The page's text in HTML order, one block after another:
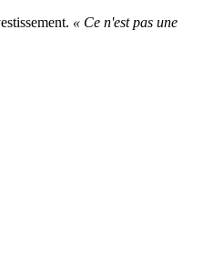
« Ce n'est pas une